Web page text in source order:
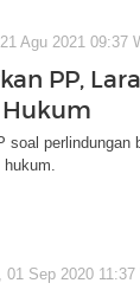
Agu 2021 09:37
PP,
Hukum
soal
01 Sep 2020 11:37